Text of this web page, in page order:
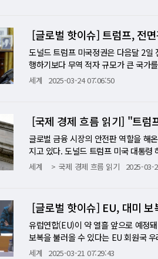
소(20%)가 그 뒤를 이었다. 특히 소
보드의 또 다른 조사에 따르면, 더 광
최저치를 나타냈다. 이는 전문가 예측
라고 우려했으며, 물가 상승에 대한 우
연준 의장조차 "관세로 인한 인플레
성 시대, '모르겠다'로 답한 CFO들 특
헬스케어, 에너지 부문이 꼽혔으나,
을 반영하는 결과로 해석된다. 대다수
의 90%는 다우존스 산업평균지수가
하락할 가능성을 시사한다. 기업들은
가장 두드러진 비관론의 표현은 경제
에 대해 다소 비관적"이라고 답했지
았다. 한편, 컨퍼런스보드 조사에 따
기 침체에 빠질 가능성이 있다고 생각
역 전쟁, 정부 효율화 부서(DOGE)의
수 있었던 것으로 연구진은 추정하고
발굴되었으며, 몽골과학아카데미 산
런던 퀸메리대학교의 고생물학자 데
라틴 외피까지 온전히 보존된 사례는
에든버러대학교의 고생물학자 스티
만 가진 공룡은 더욱 희귀하다. T. 렉
적극적으로 활용됐을 가능성이 크다"
가능성이 높다고 덧붙이며, "만약 이
것"이라고 말했다. 이번 발견은 공룡
막이 여전히 고생물학적 보물창고임
당한 조처를 한 국가에 최고 50%의
가능성이 있다고 전했다. 또한 법조계
로 부과하고 1기 행정부 때 했던 글로
동차 관세가 "향후 며칠 내로" 발표될
법 122조도 있었던 것으로 전해졌다.
다면서도 상당수 나라에 면제를 줄
을 놓고 논쟁이 계속되고 있음을 반
가운데, 관리들은 관세를 외국 정부와
식통들은 전했다.
[글로벌 핫이슈] 트럼프, 전
도널드 트럼프 미국정권은 다음달 2일
행하기보다 무역 적자 규모가 큰 국가
세전쟁에 대한 시장의 불안감은 완화
국에 포함된 나라들이다. 트럼프 정
세' 도입을 4월 2일부터 단행한다고
대폭 인상하는 점은 변하지 않았지만
통령은 광범위한 상호관세를 발표할
표도 계획하고 있지 않다고 관계자는
하지만 트럼프 대통령이 관세 효과를
맹국과의 관계를 더욱 긴장시켜 적어
올리는 나라와 지역만이 상호관세 대
유동적이며 어떤 결정도 대통령이 발
을 둘러싼 내부 충돌에 대해 반복해
세계 2025-03-24 07:06:50
[국제 경제 흐름 읽기] "트
글로벌 금융 시장의 안전판 역할을 해
지고 있다. 도널드 트럼프 미국 대통령
복수의 관계자를 인용, 일부 유럽 중
흔들리고 있다고 전했다. 트럼프 대
공약에 의문을 제기하는 등 기존 미국
제 협력보다는 자국 우선주의를 강조
해 달러 스와프(통화스와프)를 중단하
조달 방안을 모색하기도 했다. "연준
세계 국제 경제 흐름 읽기 2025-03-
[글로벌 핫이슈] EU, 대미
유럽연합(EU)이 약 열흘 앞으로 예정
보복을 불러올 수 있다는 EU 회원국
초비치 EU 무역·경제안보담당 집행
세계 2025-03-21 07:29:43